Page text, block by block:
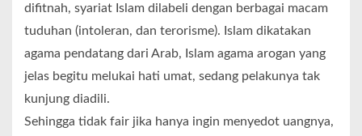
difitnah, syariat Islam dilabeli dengan berbagai macam
tuduhan (intoleran, dan terorisme). Islam dikatakan
agama pendatang dari Arab, Islam agama arogan yang
jelas begitu melukai hati umat, sedang pelakunya tak
kunjung diadili.
Sehingga tidak fair jika hanya ingin menyedot uangnya,